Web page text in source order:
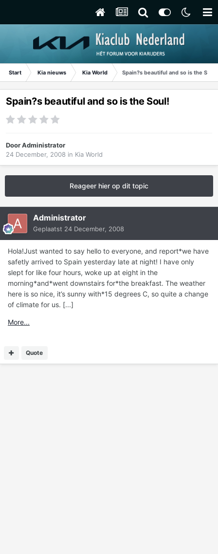
Start Kia nieuws Kia World Spain?s beautiful and so is the Soul!
Spain?s beautiful and so is the Soul!
DoorAdministrator
24 December, 2008 in Kia World
Reageer hier op dit topic
Administrator
Geplaatst 24 December, 2008
Hola!Just wanted to say hello to everyone, and report*we have
safetly arrived to Spain yesterday late at night! I have only
slept for like four hours, woke up at eight in the
morning*and*went downstairs for*the breakfast. The weather
here is so nice, it’s sunny with*15 degrees C, so quite a change
of climate for us. [...]
More...
Quote